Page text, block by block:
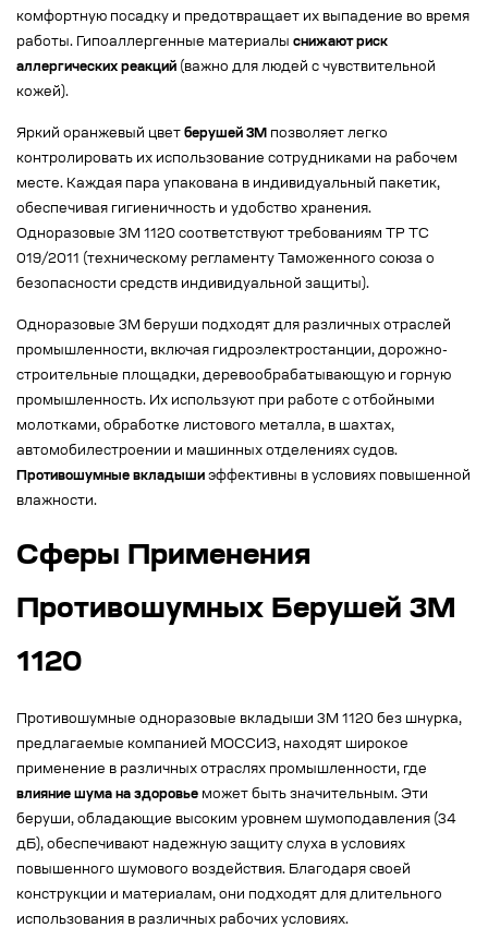
комфортную посадку и предотвращает их выпадение во время
работы. Гипоаллергенные материалы снижают риск
аллергических реакций (важно для людей с чувствительной
кожей).
Яркий оранжевый цвет берушей 3M позволяет легко
контролировать их использование сотрудниками на рабочем
месте. Каждая пара упакована в индивидуальный пакетик,
обеспечивая гигиеничность и удобство хранения.
Одноразовые 3M 1120 соответствуют требованиям ТР ТС
019/2011 (техническому регламенту Таможенного союза о
безопасности средств индивидуальной защиты).
Одноразовые 3M беруши подходят для различных отраслей
промышленности, включая гидроэлектростанции, дорожно-
строительные площадки, деревообрабатывающую и горную
промышленность. Их используют при работе с отбойными
молотками, обработке листового металла, в шахтах,
автомобилестроении и машинных отделениях судов.
Противошумные вкладыши эффективны в условиях повышенной
влажности.
Сферы Применения
Противошумных Берушей 3M
1120
Противошумные одноразовые вкладыши 3M 1120 без шнурка,
предлагаемые компанией МОССИЗ, находят широкое
применение в различных отраслях промышленности, где
влияние шума на здоровье может быть значительным. Эти
беруши, обладающие высоким уровнем шумоподавления (34
дБ), обеспечивают надежную защиту слуха в условиях
повышенного шумового воздействия. Благодаря своей
конструкции и материалам, они подходят для длительного
использования в различных рабочих условиях.